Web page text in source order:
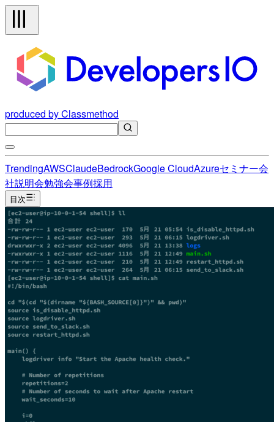
produced by Classmethod
TrendingAWSClaudeBedrockGoogle CloudAzureセミナー会
社説明会勉強会事例採用
目次